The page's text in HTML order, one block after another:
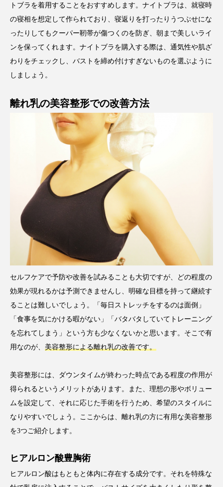
トブラを着用することをおすすめします。ナイトブラは、就寝時
の寝相を想定して作られており、寝返りを打ったりうつぶせにな
ったりしてもクーパー靭帯が傷つくのを防ぎ、朝まで美しいライ
ンを保ってくれます。ナイトブラを購入する際は、通気性や肌ざ
わりをチェックし、バストを締め付けすぎないものを選ぶように
しましょう。
離れ乳の美容整形での改善方法
セルフケアで予防や改善を試みることも大切ですが、どの程度の
効果が現れるかは予測できませんし、明確な目標を持って継続す
ることは難しいでしょう。「毎日ストレッチをするのは面倒」
「食事を気にかける暇がない」「バタバタしていてトレーニング
を忘れてしまう」という方も少なくないかと思います。そこで有
用なのが、 美容整形による離れ乳の改善です。
美容整形には、ダウンタイムが終わった時点である程度の作用が
得られるというメリットがあります。また、理想の形やボリュー
ムを設定して、それに応じた手術を行うため、希望のスタイルに
なりやすいでしょう。ここからは、離れ乳の方に有用な美容整形
を3つご紹介します。
ヒアルロン酸豊胸術
ヒアルロン酸はもともと体内に存在する成分です。それを特殊な